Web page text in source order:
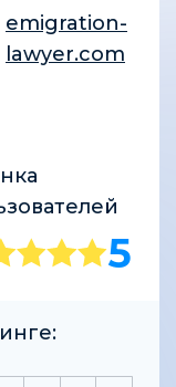
emigration-
lawyer.com
5